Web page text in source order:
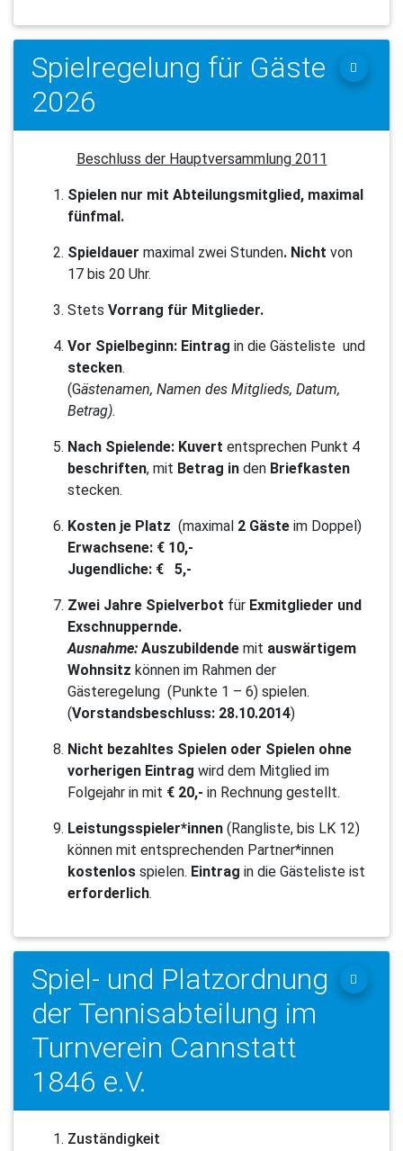
Spielregelung für Gäste
2026
Beschluss der Hauptversammlung 2011
Spielen nur mit Abteilungsmitglied, maximal
fünfmal.
Spieldauer maximal zwei Stunden. Nicht von
17 bis 20 Uhr.
Stets Vorrang für Mitglieder.
Vor Spielbeginn: Eintrag in die Gästeliste und
stecken.
(Gästenamen, Namen des Mitglieds, Datum,
Betrag).
Nach Spielende: Kuvert entsprechen Punkt 4
beschriften, mit Betrag in den Briefkasten
stecken.
Kosten je Platz (maximal 2 Gäste im Doppel)
Erwachsene: € 10,-
Jugendliche: € 5,-
Zwei Jahre Spielverbot für Exmitglieder und
Exschnuppernde.
Ausnahme: Auszubildende mit auswärtigem
Wohnsitz können im Rahmen der
Gästeregelung (Punkte 1 – 6) spielen.
(Vorstandsbeschluss: 28.10.2014)
Nicht bezahltes Spielen oder Spielen ohne
vorherigen Eintrag wird dem Mitglied im
Folgejahr in mit € 20,- in Rechnung gestellt.
Leistungsspieler*innen (Rangliste, bis LK 12)
können mit entsprechenden Partner*innen
kostenlos spielen. Eintrag in die Gästeliste ist
erforderlich.
Spiel- und Platzordnung
der Tennisabteilung im
Turnverein Cannstatt
1846 e.V.
Zuständigkeit